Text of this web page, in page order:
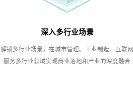
深入多行业场景
解锁多行业场景，在城市管理、工业制造、互联网
服务多行业领域实现商业落地和产业的深度融合